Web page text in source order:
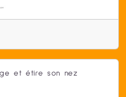
et étire son nez